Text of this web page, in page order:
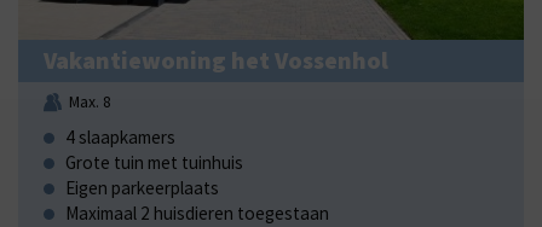
Vakantiewoning het Vossenhol
Max. 8
4 slaapkamers
Grote tuin met tuinhuis
Eigen parkeerplaats
Maximaal 2 huisdieren toegestaan